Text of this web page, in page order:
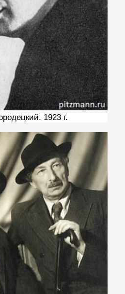
1923 г.